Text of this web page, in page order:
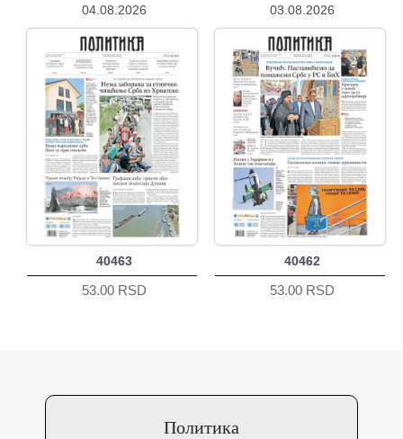
04.08.2026
40463
53.00 RSD
03.08.2026
40462
53.00 RSD
Политика